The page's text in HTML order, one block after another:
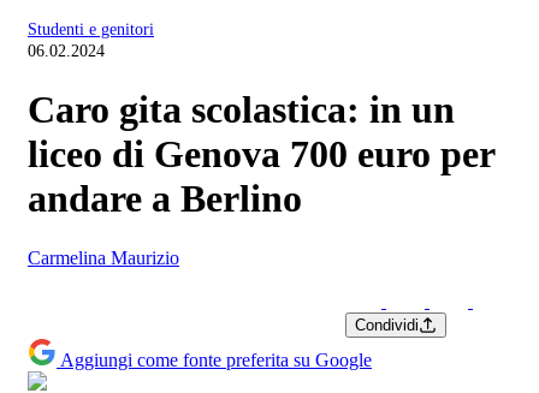
Studenti e genitori
06.02.2024
Caro gita scolastica: in un
liceo di Genova 700 euro per
andare a Berlino
Carmelina Maurizio
Condividi
Aggiungi come fonte preferita su Google